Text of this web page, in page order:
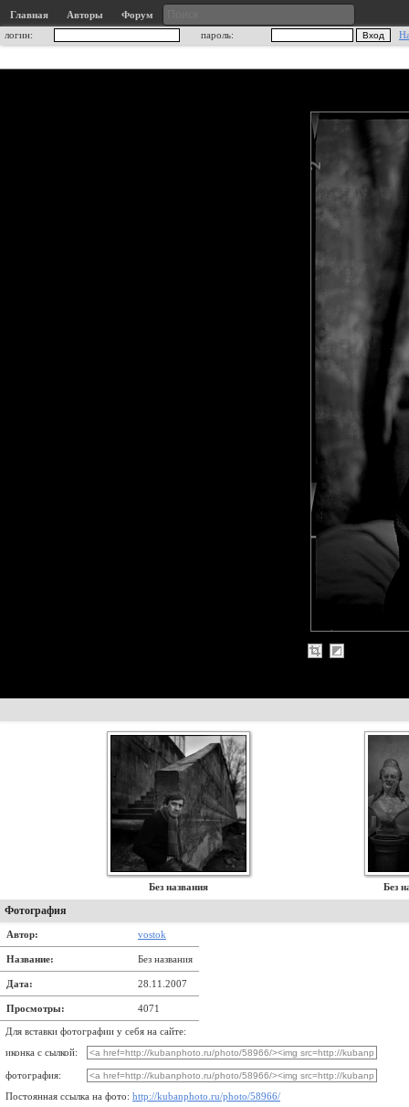
Главная Авторы
Форум
логин:
пароль:
Без названия Без
Фотография
Автор: vostok
Название: Без названия
Дата: 28.11.2007
Просмотры: 4071
Для вставки фотографии у себя на сайте:
иконка с сылкой:
фотография:
Постоянная ссылка на фото: http://kubanphoto.ru/photo/58966/